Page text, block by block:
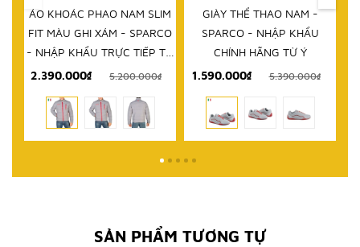
GIÀY THỂ THAO NAM -
SPARCO - NHẬP KHẨU
CHÍNH HÃNG TỪ Ý
1.590.000₫
5.390.000₫
DÉP NAM - SPARCO - NHẬP
KHẨU CHÍNH HÃNG TỪ Ý
999.000₫ 2.580.000₫
SẢN PHẨM TƯƠNG TỰ